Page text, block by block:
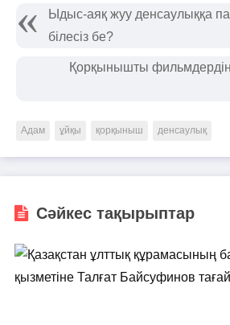
Ыдыс-аяқ жуу денсаулыққа
білесіз бе?
Қорқынышты
Адам ұйқы қорқыныш денсаулық
Сәйкес тақырыптар